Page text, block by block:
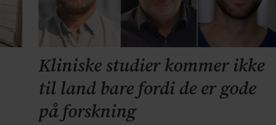
Kliniske studier kommer ikke
til land bare fordi de er gode
på forskning